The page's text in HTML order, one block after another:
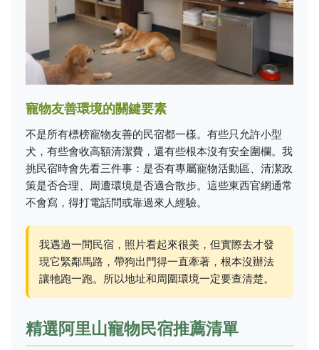
寵物友善環境的關鍵要素
不是所有標榜寵物友善的民宿都一樣。有些只允許小型
犬，有些會收高額清潔費，還有些根本沒有安全圍欄。我
挑民宿時會先看三件事：是否有專屬寵物活動區、清潔政
策是否合理、周遭環境是否適合散步。這些東西官網通常
不會寫，得打電話問或靠過來人經驗。
我遇過一間民宿，照片看起來很美，但實際去才發
現它緊鄰馬路，帶狗出門得一直牽著，根本沒辦法
讓牠跑一跑。所以地址和周圍環境一定要查清楚。
精選阿里山寵物民宿推薦清單